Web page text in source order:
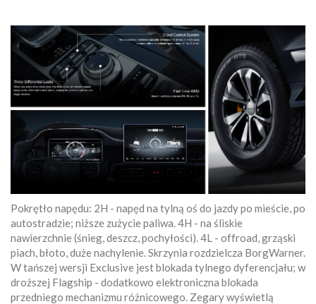
Pokrętło napędu: 2H - napęd na tylną oś do jazdy po mieście, po
autostradzie; niższe zużycie paliwa. 4H - na śliskie
nawierzchnie (śnieg, deszcz, pochyłości). 4L - offroad, grząski
piach, błoto, duże nachylenie. Skrzynia rozdzielcza BorgWarner.
W tańszej wersji Exclusive jest blokada tylnego dyferencjału; w
droższej Flagship - dodatkowo elektroniczna blokada
przedniego mechanizmu różnicowego. Zegary wyświetlą